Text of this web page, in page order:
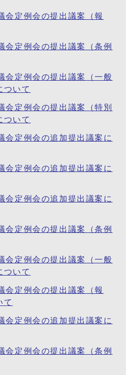
会定例会の提出議案（報
会定例会の提出議案（条例
会定例会の提出議案（一般
ついて
会定例会の提出議案（特別
ついて
会定例会の追加提出議案に
会定例会の追加提出議案に
会定例会の追加提出議案に
会定例会の提出議案（条例
会定例会の提出議案（一般
ついて
会定例会の提出議案（報
て
会定例会の追加提出議案に
会定例会の提出議案（条例